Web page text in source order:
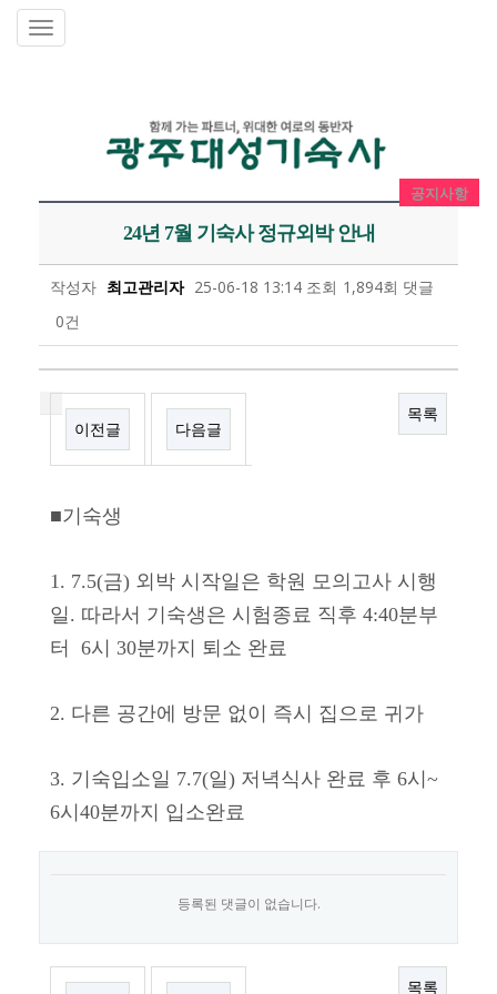
공지사항
24년 7월 기숙사 정규외박 안내
작성자 최고관리자 25-06-18 13:14 조회 1,894회 댓글
0건
이전글 다음글
목록
■기숙생
1. 7.5(금) 외박 시작일은 학원 모의고사 시행
일. 따라서 기숙생은 시험종료 직후 4:40분부
터 6시 30분까지 퇴소 완료
2. 다른 공간에 방문 없이 즉시 집으로 귀가
3. 기숙입소일 7.7(일) 저녁식사 완료 후 6시~
6시40분까지 입소완료
등록된 댓글이 없습니다.
목록